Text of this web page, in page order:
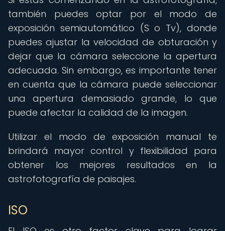
también puedes optar por el modo de
exposición semiautomático (S o Tv), donde
puedes ajustar la velocidad de obturación y
dejar que la cámara seleccione la apertura
adecuada. Sin embargo, es importante tener
en cuenta que la cámara puede seleccionar
una apertura demasiado grande, lo que
puede afectar la calidad de la imagen.
Utilizar el modo de exposición manual te
brindará mayor control y flexibilidad para
obtener los mejores resultados en la
astrofotografía de paisajes.
ISO